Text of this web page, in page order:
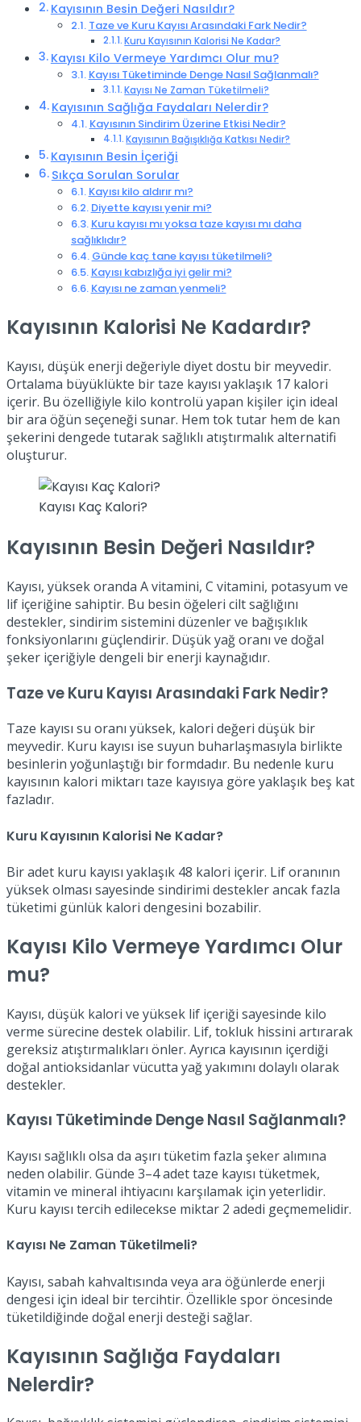
Kayısının Besin Değeri Nasıldır?
Taze ve Kuru Kayısı Arasındaki Fark Nedir?
Kuru Kayısının Kalorisi Ne Kadar?
Kayısı Kilo Vermeye Yardımcı Olur mu?
Kayısı Tüketiminde Denge Nasıl Sağlanmalı?
Kayısı Ne Zaman Tüketilmeli?
Kayısının Sağlığa Faydaları Nelerdir?
Kayısının Sindirim Üzerine Etkisi Nedir?
Kayısının Bağışıklığa Katkısı Nedir?
Kayısının Besin İçeriği
Sıkça Sorulan Sorular
Kayısı kilo aldırır mı?
Diyette kayısı yenir mi?
Kuru kayısı mı yoksa taze kayısı mı daha
sağlıklıdır?
Günde kaç tane kayısı tüketilmeli?
Kayısı kabızlığa iyi gelir mi?
Kayısı ne zaman yenmeli?
Kayısının Kalorisi Ne Kadardır?
Kayısı, düşük enerji değeriyle diyet dostu bir meyvedir.
Ortalama büyüklükte bir taze kayısı yaklaşık 17 kalori
içerir. Bu özelliğiyle kilo kontrolü yapan kişiler için ideal
bir ara öğün seçeneği sunar. Hem tok tutar hem de kan
şekerini dengede tutarak sağlıklı atıştırmalık alternatifi
oluşturur.
Kayısı Kaç Kalori?
Kayısının Besin Değeri Nasıldır?
Kayısı, yüksek oranda A vitamini, C vitamini, potasyum ve
lif içeriğine sahiptir. Bu besin öğeleri cilt sağlığını
destekler, sindirim sistemini düzenler ve bağışıklık
fonksiyonlarını güçlendirir. Düşük yağ oranı ve doğal
şeker içeriğiyle dengeli bir enerji kaynağıdır.
Taze ve Kuru Kayısı Arasındaki Fark Nedir?
Taze kayısı su oranı yüksek, kalori değeri düşük bir
meyvedir. Kuru kayısı ise suyun buharlaşmasıyla birlikte
besinlerin yoğunlaştığı bir formdadır. Bu nedenle kuru
kayısının kalori miktarı taze kayısıya göre yaklaşık beş kat
fazladır.
Kuru Kayısının Kalorisi Ne Kadar?
Bir adet kuru kayısı yaklaşık 48 kalori içerir. Lif oranının
yüksek olması sayesinde sindirimi destekler ancak fazla
tüketimi günlük kalori dengesini bozabilir.
Kayısı Kilo Vermeye Yardımcı Olur
mu?
Kayısı, düşük kalori ve yüksek lif içeriği sayesinde kilo
verme sürecine destek olabilir. Lif, tokluk hissini artırarak
gereksiz atıştırmalıkları önler. Ayrıca kayısının içerdiği
doğal antioksidanlar vücutta yağ yakımını dolaylı olarak
destekler.
Kayısı Tüketiminde Denge Nasıl Sağlanmalı?
Kayısı sağlıklı olsa da aşırı tüketim fazla şeker alımına
neden olabilir. Günde 3–4 adet taze kayısı tüketmek,
vitamin ve mineral ihtiyacını karşılamak için yeterlidir.
Kuru kayısı tercih edilecekse miktar 2 adedi geçmemelidir.
Kayısı Ne Zaman Tüketilmeli?
Kayısı, sabah kahvaltısında veya ara öğünlerde enerji
dengesi için ideal bir tercihtir. Özellikle spor öncesinde
tüketildiğinde doğal enerji desteği sağlar.
Kayısının Sağlığa Faydaları
Nelerdir?